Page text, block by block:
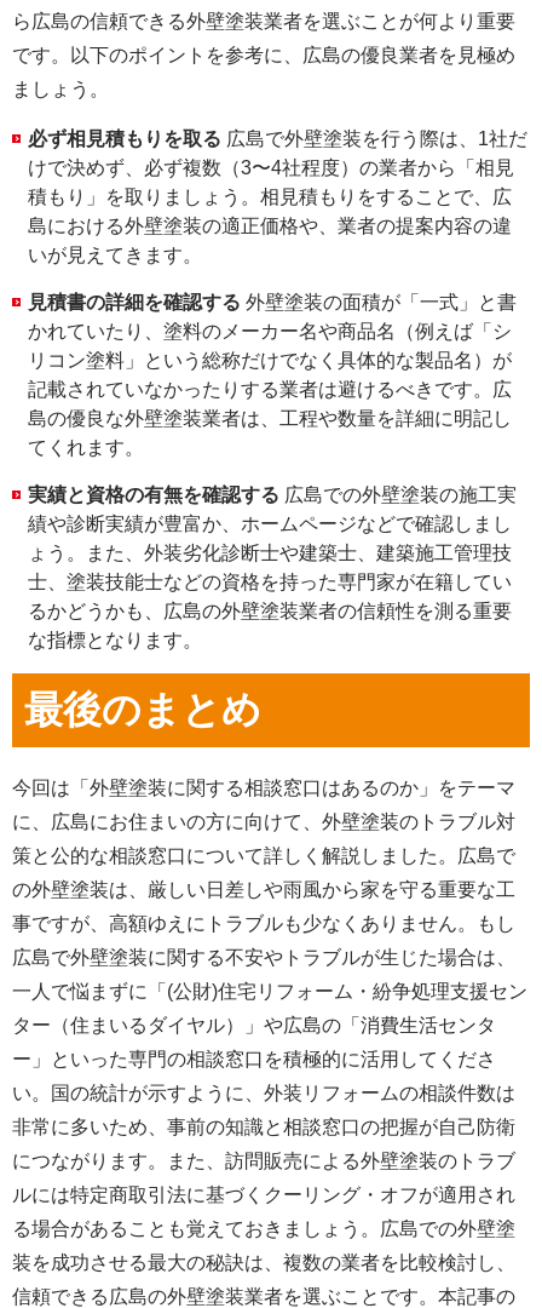
ら広島の信頼できる外壁塗装業者を選ぶことが何より重要
です。以下のポイントを参考に、広島の優良業者を見極め
ましょう。
必ず相見積もりを取る 広島で外壁塗装を行う際は、1社だ
けで決めず、必ず複数（3〜4社程度）の業者から「相見
積もり」を取りましょう 。相見積もりをすることで、広
島における外壁塗装の適正価格や、業者の提案内容の違
いが見えてきます。
見積書の詳細を確認する 外壁塗装の面積が「一式」と書
かれていたり、塗料のメーカー名や商品名（例えば「シ
リコン塗料」という総称だけでなく具体的な製品名）が
記載されていなかったりする業者は避けるべきです。広
島の優良な外壁塗装業者は、工程や数量を詳細に明記し
てくれます。
実績と資格の有無を確認する 広島での外壁塗装の施工実
績や診断実績が豊富か、ホームページなどで確認しまし
ょう 。また、外装劣化診断士や建築士、建築施工管理技
士、塗装技能士などの資格を持った専門家が在籍してい
るかどうかも、広島の外壁塗装業者の信頼性を測る重要
な指標となります。
最後のまとめ
今回は「外壁塗装に関する相談窓口はあるのか」をテーマ
に、広島にお住まいの方に向けて、外壁塗装のトラブル対
策と公的な相談窓口について詳しく解説しました。広島で
の外壁塗装は、厳しい日差しや雨風から家を守る重要な工
事ですが、高額ゆえにトラブルも少なくありません。もし
広島で外壁塗装に関する不安やトラブルが生じた場合は、
一人で悩まずに「(公財)住宅リフォーム・紛争処理支援セン
ター（住まいるダイヤル）」や広島の「消費生活センタ
ー」といった専門の相談窓口を積極的に活用してくださ
い。国の統計が示すように、外装リフォームの相談件数は
非常に多いため、事前の知識と相談窓口の把握が自己防衛
につながります。また、訪問販売による外壁塗装のトラブ
ルには特定商取引法に基づくクーリング・オフが適用され
る場合があることも覚えておきましょう。広島での外壁塗
装を成功させる最大の秘訣は、複数の業者を比較検討し、
信頼できる広島の外壁塗装業者を選ぶことです。本記事の